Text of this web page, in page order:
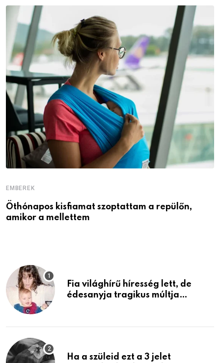
EMBEREK
Öthónapos kisfiamat szoptattam a repülőn,
amikor a mellettem
Fia világhírű híresség lett, de
édesanyja tragikus múltja
Ha a szüleid ezt a 3 jelet